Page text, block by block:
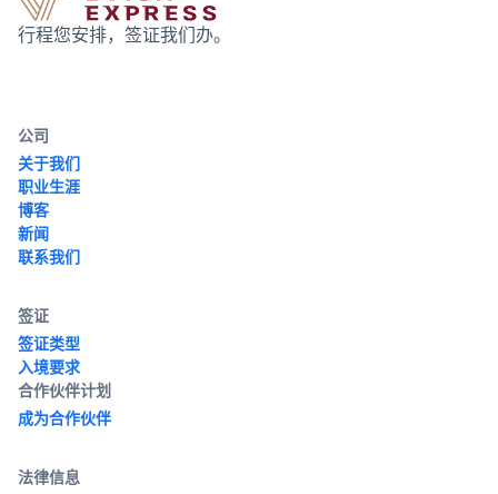
行程您安排，签证我们办。
公司
关于我们
职业生涯
博客
新闻
联系我们
签证
签证类型
入境要求
合作伙伴计划
成为合作伙伴
法律信息